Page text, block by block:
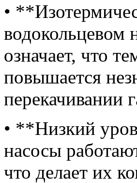
•
водокольцевом
означает, что
повышается
перекачивании
• **Низкий
насосы
что делает их